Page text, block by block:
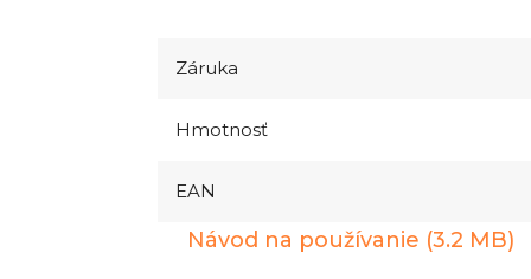
Záruka
Hmotnosť
EAN
Návod na používanie (3.2 MB)